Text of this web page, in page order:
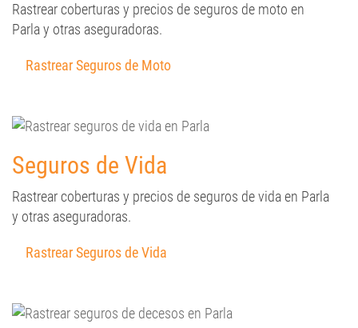
Rastrear coberturas y precios de seguros de moto en
Parla y otras aseguradoras.
Rastrear Seguros de Moto
Seguros de Vida
Rastrear coberturas y precios de seguros de vida en Parla
y otras aseguradoras.
Rastrear Seguros de Vida